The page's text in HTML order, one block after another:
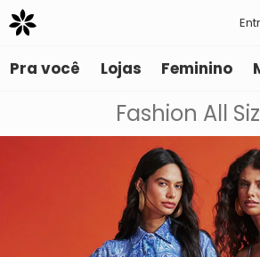
Pra você Lojas Feminino
Fashion All